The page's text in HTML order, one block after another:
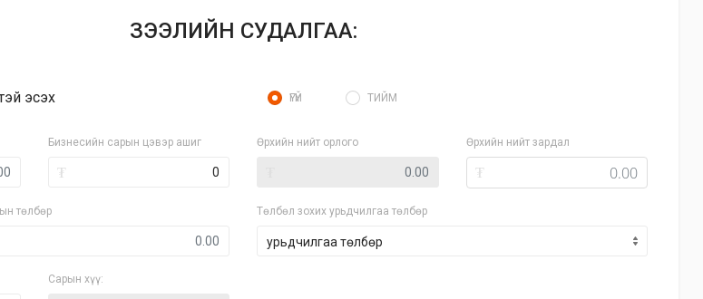
ЗЭЭЛИЙН СУДАЛГАА:
эсэх ҮГҮЙ ТИЙМ
Бизнесийн сарын цэвэр ашиг
₮
Өрхийн нийт орлого Өрхийн нийт зардал
₮
төлбөр Төлбөл зохих урьдчилгаа төлбөр
Сарын хүү: